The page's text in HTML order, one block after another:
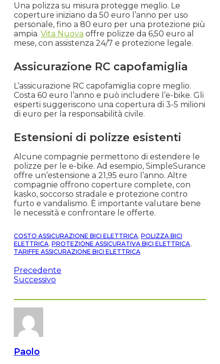
Una polizza su misura protegge meglio. Le
coperture iniziano da 50 euro l’anno per uso
personale, fino a 80 euro per una protezione più
ampia. Vita Nuova offre polizze da 6,50 euro al
mese, con assistenza 24/7 e protezione legale.
Assicurazione RC capofamiglia
L’assicurazione RC capofamiglia copre meglio.
Costa 60 euro l’anno e può includere l’e-bike. Gli
esperti suggeriscono una copertura di 3-5 milioni
di euro per la responsabilità civile.
Estensioni di polizze esistenti
Alcune compagnie permettono di estendere le
polizze per le e-bike. Ad esempio, SimpleSurance
offre un’estensione a 21,95 euro l’anno. Altre
compagnie offrono coperture complete, con
kasko, soccorso stradale e protezione contro
furto e vandalismo. È importante valutare bene
le necessità e confrontare le offerte.
COSTO ASSICURAZIONE BICI ELETTRICA, POLIZZA BICI
ELETTRICA, PROTEZIONE ASSICURATIVA BICI ELETTRICA,
TARIFFE ASSICURAZIONE BICI ELETTRICA
Precedente
Successivo
Paolo